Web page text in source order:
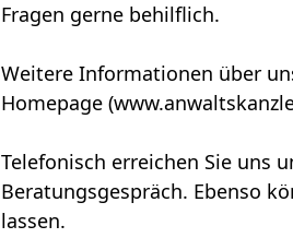
Fragen gerne behilflich.
Weitere Informationen über
Homepage
Telefonisch erreichen Sie uns
Beratungsgespräch. Ebenso
lassen.